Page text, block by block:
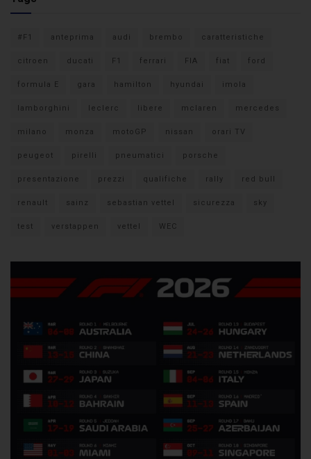
#F1 anteprima audi brembo caratteristiche
citroen ducati F1 ferrari FIA fiat ford
formula E gara hamilton hyundai imola
lamborghini leclerc libere mclaren mercedes
milano monza motoGP nissan orari TV
peugeot pirelli pneumatici porsche
presentazione prezzi qualifiche rally red bull
renault sainz sebastian vettel sicurezza sky
test verstappen vettel WEC